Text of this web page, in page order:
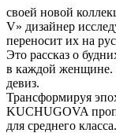
своей новой
V» дизайнер
переносит их на
Это рассказ о
в каждой женщине.
девиз.
Трансформируя
KUCHUGOVA
для среднего